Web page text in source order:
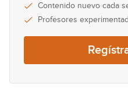
07:03
Ritchie
Contenido nuevo cada
Profesores